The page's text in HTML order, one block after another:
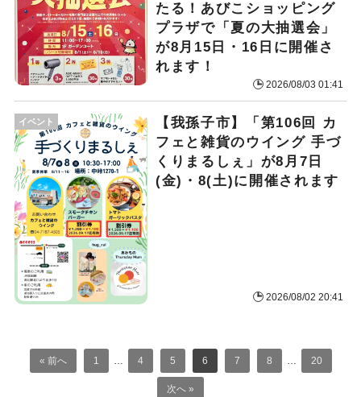
たる！あびこショッピング
プラザで「夏の大抽選会」
が8月15日・16日に開催さ
れます！
2026/08/03 01:41
イベント
​【我孫子市】「第106回 カ
フェと雑貨のウイング 手づ
くりまるしぇ」が8月7日
(金)・8(土)に開催されます
2026/08/02 20:41
« 前へ 1 4 5 6 7 8 20
次へ »